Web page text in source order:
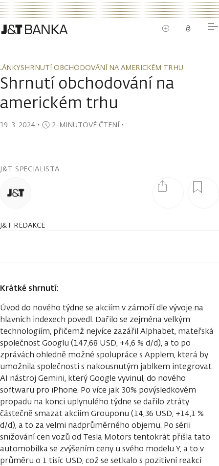
SHRNUTÍ OBCHODOVÁNÍ NA AMERICKÉM TRHU
SHRNUTÍ OBCHODOVÁNÍ NA AMERICKÉM TRHU
Shrnutí obchodování na
americkém trhu
19. 3. 2024 ・ 2-MINUTOVÉ ČTENÍ・
J&T SPECIALISTA
J&T REDAKCE
Krátké shrnutí:
Úvod do nového týdne se akciím v zámoří dle vývoje na
hlavních indexech povedl. Dařilo se zejména velkým
technologiím, přičemž nejvíce zazářil Alphabet, mateřská
společnost Googlu (147,68 USD, +4,6 % d/d), a to po
zprávách ohledně možné spolupráce s Applem, která by
umožnila společnosti s nakousnutým jablkem integrovat
AI nástroj Gemini, který Google vyvinul, do nového
softwaru pro iPhone. Po více jak 30% povýsledkovém
propadu na konci uplynulého týdne se dařilo ztráty
částečně smazat akciím Grouponu (14,36 USD, +14,1 %
d/d), a to za velmi nadprůměrného objemu. Po sérii
snižování cen vozů od Tesla Motors tentokrát přišla tato
automobilka se zvýšením ceny u svého modelu Y, a to v
průměru o 1 tisíc USD, což se setkalo s pozitivní reakcí